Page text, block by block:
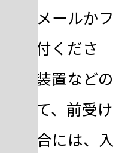
をメールかフ
送付くださ
ズ装置などの
して、前受け
場合には、入